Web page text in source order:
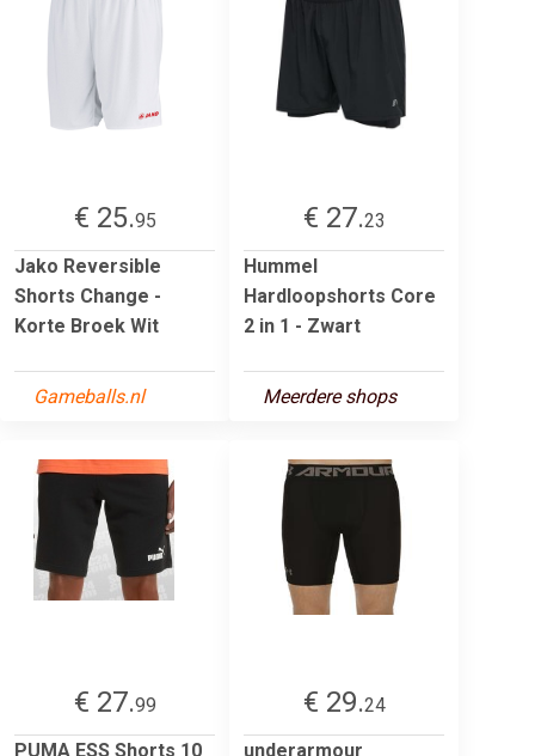
€ 25.95
Jako Reversible
Shorts Change -
Korte Broek Wit
Gameballs.nl
€ 27.23
Hummel
Hardloopshorts Core
2 in 1 - Zwart
Meerdere shops
€ 27.99
PUMA ESS Shorts 10
€ 29.24
underarmour